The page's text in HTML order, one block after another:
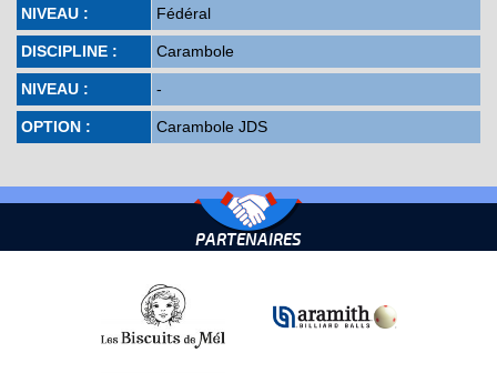
NIVEAU : Fédéral
DISCIPLINE : Carambole
NIVEAU : -
OPTION : Carambole JDS
PARTENAIRES